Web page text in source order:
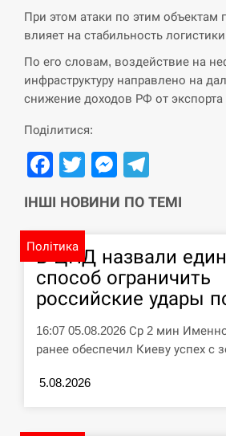
12:23
Силы обороны поразили
переправу, склады и
СЕРПЕНЬ
12:10
циклоспорозу, захворіли
СЕРПЕНЬ
11:53
Под огнем “Эпицентр”,
“Новая почта”: что
СЕРПЕНЬ
У зоопарку Токіо через
При этом атаки по этим объектам
влияет на стабильность
По его словам, воздействие на
инфраструктуру направлено на
снижение доходов РФ от экспорта
Поділитися:
Facebook
Twitter
ІНШІ НОВИНИ ПО ТЕМІ
Політика
В ЦПД назвали
способ ограничить
российские удары
16:07 05.08.2026 Ср 2 мин
ранее обеспечил Киеву успех с
5.08.2026